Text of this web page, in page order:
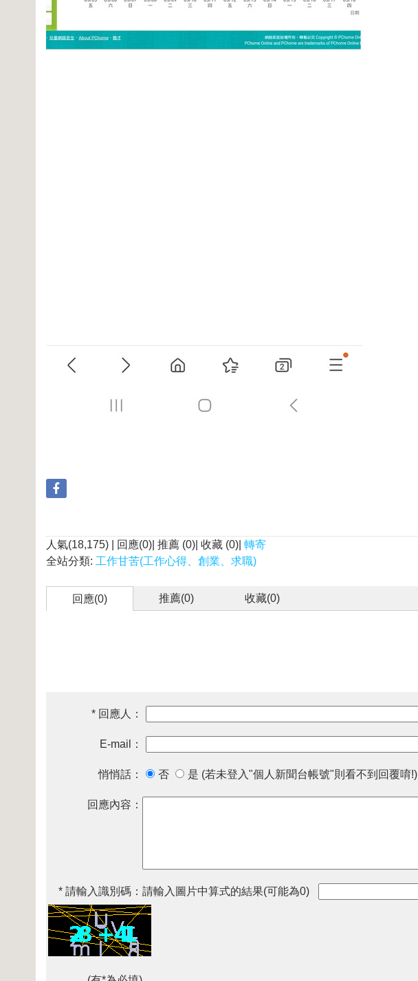
人氣(18,175) | 回應(0)| 推薦 (0)| 收藏 (0)| 轉寄
全站分類: 工作甘苦(工作心得、創業、求職)
回應(0) 推薦(0) 收藏(0)
* 回應人：
E-mail：
悄悄話： 否 是 (若未登入"個人新聞台帳號"則看不到回覆唷!)
回應內容：
* 請輸入識別碼： 請輸入圖片中算式的結果(可能為0)